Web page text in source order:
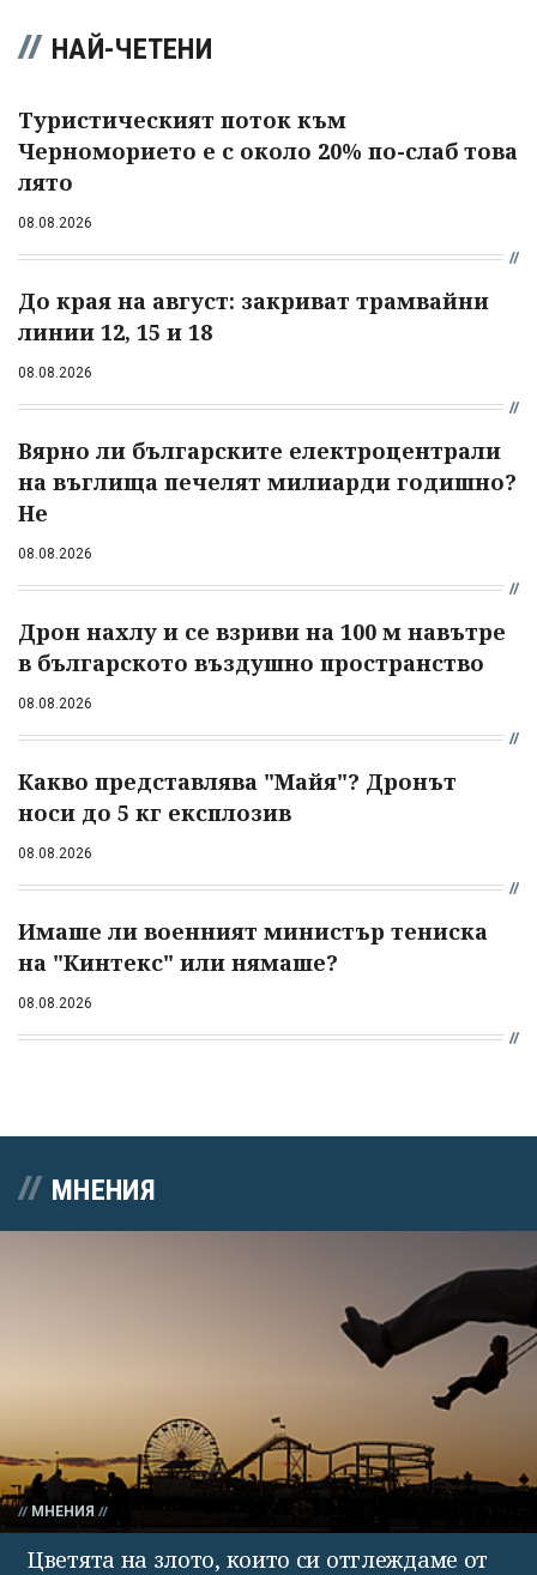
НАЙ-ЧЕТЕНИ
Туристическият поток към
Черноморието е с около 20% по-слаб това
лято
08.08.2026
До края на август: закриват трамвайни
линии 12, 15 и 18
08.08.2026
Вярно ли българските електроцентрали
на въглища печелят милиарди годишно?
Не
08.08.2026
Дрон нахлу и се взриви на 100 м навътре
в българското въздушно пространство
08.08.2026
Какво представлява "Майя"? Дронът
носи до 5 кг експлозив
08.08.2026
Имаше ли военният министър тениска
на "Кинтекс" или нямаше?
08.08.2026
МНЕНИЯ
МНЕНИЯ
Цветята на злото, които си отглеждаме от